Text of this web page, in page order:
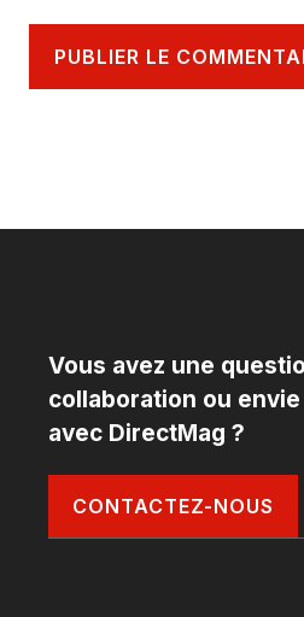
Vous avez une
collaboration ou
avec DirectMag ?
CONTACTEZ-NOUS